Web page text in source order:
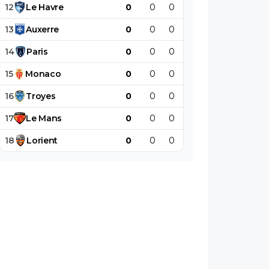
12 Le Havre 0 0 0
13 Auxerre 0 0 0
14 Paris 0 0 0
15 Monaco 0 0 0
16 Troyes 0 0 0
17 Le Mans 0 0 0
18 Lorient 0 0 0